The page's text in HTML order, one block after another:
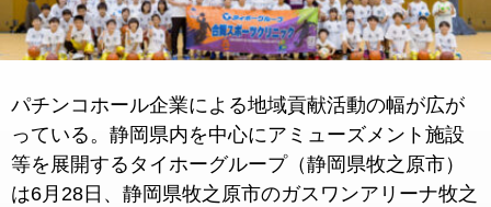
パチンコホール企業による地域貢献活動の幅が広が
っている。静岡県内を中心にアミューズメント施設
等を展開するタイホーグループ（静岡県牧之原市）
は6月28日、静岡県牧之原市のガスワンアリーナ牧之